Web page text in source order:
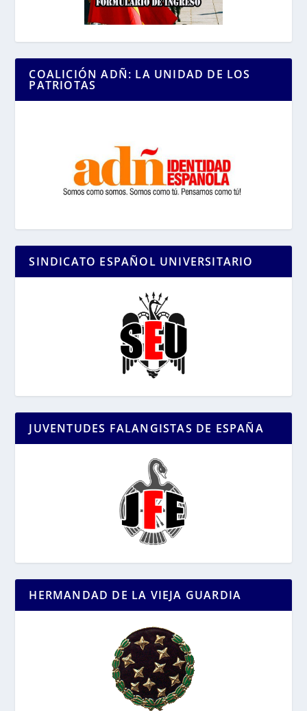
COALICIÓN ADÑ: LA UNIDAD DE LOS
PATRIOTAS
SINDICATO ESPAÑOL UNIVERSITARIO
JUVENTUDES FALANGISTAS DE ESPAÑA
HERMANDAD DE LA VIEJA GUARDIA